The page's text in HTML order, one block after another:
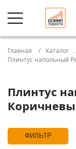
Главная Каталог
Плинтус напольный
Плинтус
ФИЛЬТР